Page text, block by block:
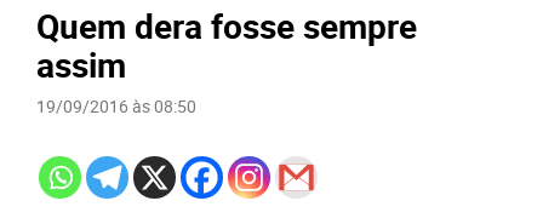
Quem dera fosse sempre
assim
19/09/2016 às 08:50